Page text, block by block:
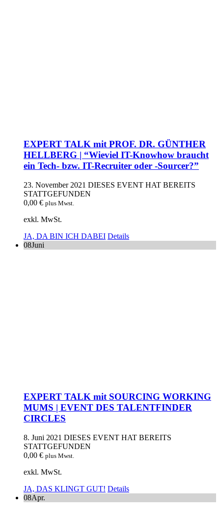
EXPERT TALK mit PROF. DR. GÜNTHER
HELLBERG | “Wieviel IT-Knowhow braucht
ein Tech- bzw. IT-Recruiter oder -Sourcer?”
23. November 2021 DIESES EVENT HAT BEREITS
STATTGEFUNDEN
0,00 € plus Mwst.
exkl. MwSt.
JA, DA BIN ICH DABEI Details
08Juni
EXPERT TALK mit SOURCING WORKING
MUMS | EVENT DES TALENTFINDER
CIRCLES
8. Juni 2021 DIESES EVENT HAT BEREITS
STATTGEFUNDEN
0,00 € plus Mwst.
exkl. MwSt.
JA, DAS KLINGT GUT! Details
08Apr.